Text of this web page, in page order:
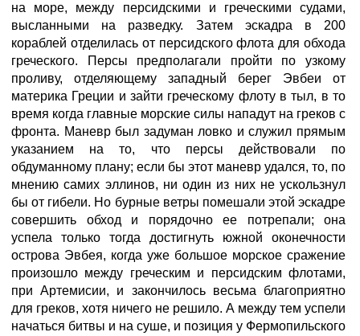
на море, между персидскими и греческими судами,
высланными на разведку. Затем эскадра в 200
кораблей отделилась от персидского флота для обхода
греческого. Персы предполагали пройти по узкому
проливу, отделяющему западный берег Эвбеи от
материка Греции и зайти греческому флоту в тыл, в то
время когда главные морские силы нападут на греков с
фронта. Маневр был задуман ловко и служил прямым
указанием на то, что персы действовали по
обдуманному плану; если бы этот маневр удался, то, по
мнению самих эллинов, ни один из них не ускользнул
бы от гибели. Но бурные ветры помешали этой эскадре
совершить обход и порядочно ее потрепали; она
успела только тогда достигнуть южной оконечности
острова Эвбея, когда уже большое морское сражение
произошло между греческим и персидским флотами,
при Артемисии, и закончилось весьма благоприятно
для греков, хотя ничего не решило. А между тем успели
начаться битвы и на суше, и позиция у Фермопильского